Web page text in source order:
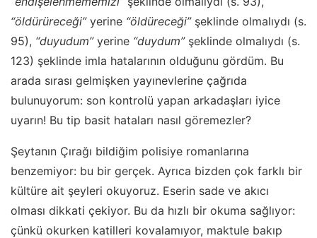
“öldürüreceği”yerine “öldüreceği” şeklinde olmalıydı (s.
95), “duyudum”yerine “duydum”şeklinde olmalıydı (s.
123) şeklinde imla hatalarının olduğunu gördüm. Bu
arada sırası gelmişken yayınevlerine çağrıda
bulunuyorum: son kontrolü yapan arkadaşları iyice
uyarın! Bu tip basit hataları nasıl göremezler?
Şeytanın Çırağı bildiğim polisiye romanlarına
benzemiyor: bu bir gerçek. Ayrıca bizden çok farklı bir
kültüre ait şeyleri okuyoruz. Eserin sade ve akıcı
olması dikkati çekiyor. Bu da hızlı bir okuma sağlıyor:
çünkü okurken katilleri kovalamıyor, maktule bakıp